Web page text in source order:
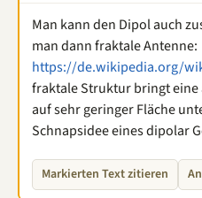
Man kann den Dipol auch
man dann fraktale Antenne:
https://de.wikipedia.org/
fraktale Struktur bringt
auf sehr geringer Fläche
Schnapsidee eines dipolar
Markierten Text zitieren